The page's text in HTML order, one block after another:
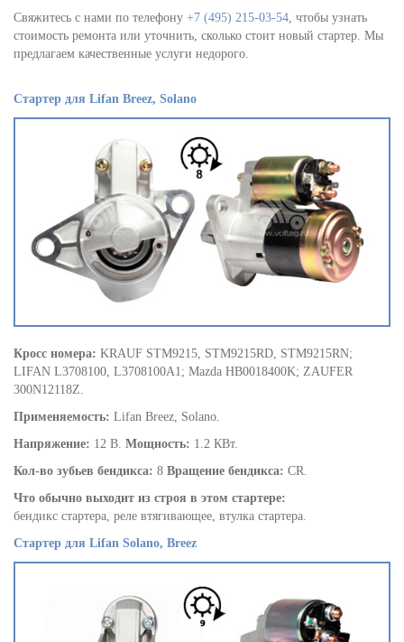
Свяжитесь с нами по телефону +7 (495) 215-03-54, чтобы узнать
стоимость ремонта или уточнить, сколько стоит новый стартер. Мы
предлагаем качественные услуги недорого.
Стартер для Lifan Breez, Solano
Кросс номера: KRAUF STM9215, STM9215RD, STM9215RN;
LIFAN L3708100, L3708100A1; Mazda HB0018400K; ZAUFER
300N12118Z.
Применяемость: Lifan Breez, Solano.
Напряжение: 12 В. Мощность: 1.2 КВт.
Кол-во зубьев бендикса: 8 Вращение бендикса: CR.
Что обычно выходит из строя в этом стартере:
бендикс стартера, реле втягивающее, втулка стартера.
Стартер для Lifan Solano, Breez